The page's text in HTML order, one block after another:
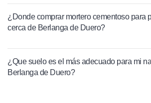
¿Donde comprar mortero cementoso para
cerca de Berlanga de Duero?
¿Que suelo es el más adecuado para mi
Berlanga de Duero?